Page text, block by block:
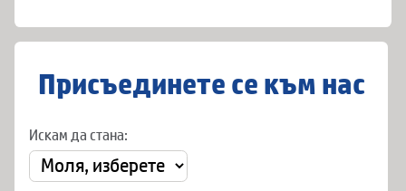
Присъединете се към нас
Искам да стана: